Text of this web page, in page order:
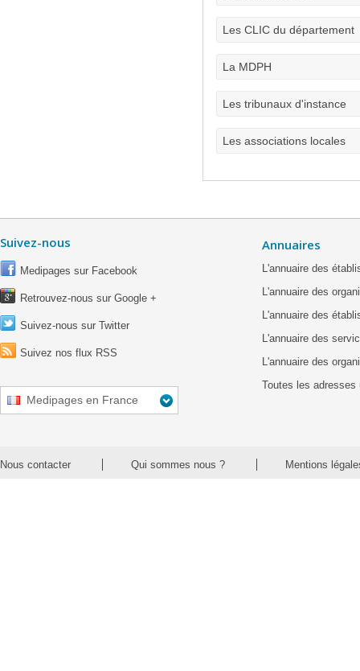
Les CLIC du département
La MDPH
Les tribunaux d'instance
Les associations locales
Suivez-nous
Medipages sur Facebook
Retrouvez-nous sur Google +
Suivez-nous sur Twitter
Suivez nos flux RSS
Medipages en France
Annuaires
L'annuaire des
L'annuaire des
L'annuaire des
L'annuaire des
L'annuaire des
Toutes les adresses
Nous contacter Qui sommes nous ? Mentions